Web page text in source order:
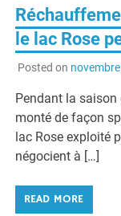
le lac Rose
Posted on
Pendant la saison
monté de façon
lac Rose exploité
négocient à […]
READ MORE